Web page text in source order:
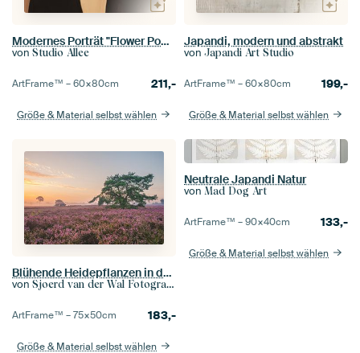
Modernes Porträt "Flower Power"
von Studio Allee
ArtFrame™ –60×80cm 211,-
Größe & Material selbst wählen
Japandi, modern und abstrakt
von Japandi Art Studio
ArtFrame™ –60×80cm 199,-
Größe & Material selbst wählen
Blühende Heidepflanzen in der Heidelandschaft bei Sonnenaufgang im Sommer
von Sjoerd van der Wal Fotografie
ArtFrame™ –75×50cm 183,-
Größe & Material selbst wählen
Neutrale Japandi Natur
von Mad Dog Art
ArtFrame™ –90×40cm 133,-
Größe & Material selbst wählen